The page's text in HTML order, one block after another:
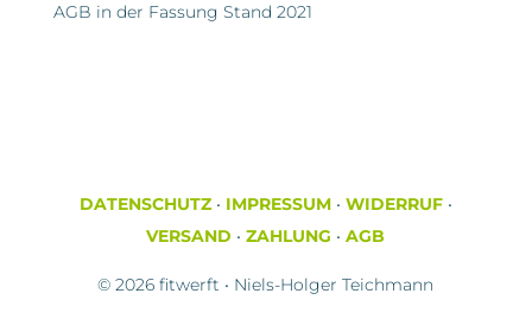
AGB in der Fassung Stand 2021
DATENSCHUTZ• IMPRESSUM• WIDERRUF•
VERSAND •ZAHLUNG •AGB
© 2026 fitwerft • Niels-Holger Teichmann